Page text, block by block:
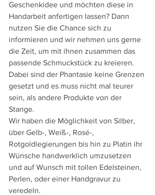
Geschenkidee und möchten diese in
Handarbeit anfertigen lassen? Dann
nutzen Sie die Chance sich zu
informieren und wir nehmen uns gerne
die Zeit, um mit ihnen zusammen das
passende Schmuckstück zu kreieren.
Dabei sind der Phantasie keine Grenzen
gesetzt und es muss nicht mal teurer
sein, als andere Produkte von der
Stange.
Wir haben die Möglichkeit von Silber,
über Gelb-, Weiß-, Rosé-,
Rotgoldlegierungen bis hin zu Platin ihr
Wünsche handwerklich umzusetzen
und auf Wunsch mit tollen Edelsteinen,
Perlen, oder einer Handgravur zu
veredeln.